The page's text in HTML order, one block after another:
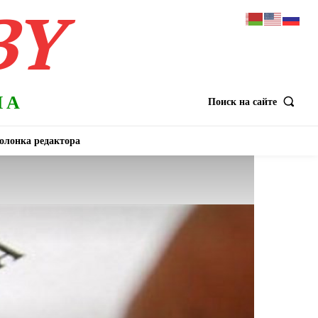
Поиск на сайте
редактора